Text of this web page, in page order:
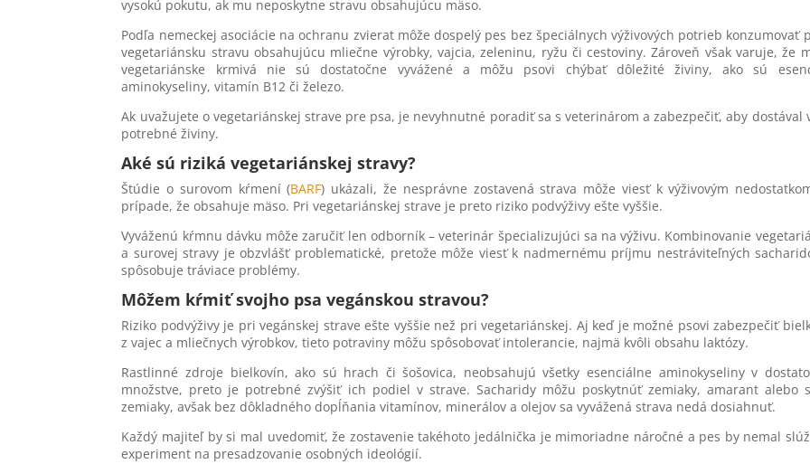
vysokú pokutu, ak mu neposkytne stravu obsahujúcu mäso.
Podľa nemeckej asociácie na ochranu zvierat môže dospelý pes bez špeciálnych výživových potrieb konzumovať
vegetariánsku stravu obsahujúcu mliečne výrobky, vajcia, zeleninu, ryžu či cestoviny. Zároveň však varuje, že
vegetariánske krmivá nie sú dostatočne vyvážené a môžu psovi chýbať dôležité živiny, ako sú
aminokyseliny, vitamín B12 či železo.
Ak uvažujete o vegetariánskej strave pre psa, je nevyhnutné poradiť sa s veterinárom a zabezpečiť, aby dostával
potrebné živiny.
Aké sú riziká vegetariánskej stravy?
Štúdie o surovom kŕmení (BARF) ukázali, že nesprávne zostavená strava môže viesť k výživovým
prípade, že obsahuje mäso. Pri vegetariánskej strave je preto riziko podvýživy ešte vyššie.
Vyváženú kŕmnu dávku môže zaručiť len odborník – veterinár špecializujúci sa na výživu. Kombinovanie
a surovej stravy je obzvlášť problematické, pretože môže viesť k nadmernému príjmu nestráviteľných
spôsobuje tráviace problémy.
Môžem kŕmiť svojho psa vegánskou stravou?
Riziko podvýživy je pri vegánskej strave ešte vyššie než pri vegetariánskej. Aj keď je možné psovi zabezpečiť
z vajec a mliečnych výrobkov, tieto potraviny môžu spôsobovať intolerancie, najmä kvôli obsahu laktózy.
Rastlinné zdroje bielkovín, ako sú hrach či šošovica, neobsahujú všetky esenciálne aminokyseliny v
množstve, preto je potrebné zvýšiť ich podiel v strave. Sacharidy môžu poskytnúť zemiaky, amarant alebo
zemiaky, avšak bez dôkladného dopĺňania vitamínov, minerálov a olejov sa vyvážená strava nedá dosiahnuť.
Každý majiteľ by si mal uvedomiť, že zostavenie takéhoto jedálnička je mimoriadne náročné a pes by nemal
experiment na presadzovanie osobných ideológií.